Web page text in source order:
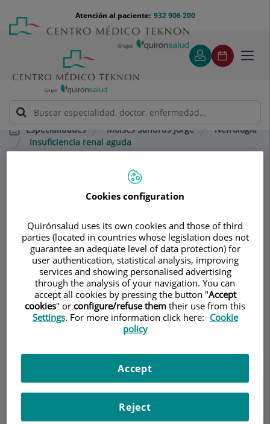
contenido
Menú
teléfono
cabecera
932 906 200
Atención al paciente:
Especialidades Moisés Sandrús Jorge
Nefrología
Insuficiencia renal aguda
Jorge
MEDICINA INTERNANEFROLOGÍA
DescripciónServiciosEquipoContactoDatos de interés
Horario
Pedir cita
Cookies configuration
Quirónsalud uses its own cookies and those of third
parties (located in countries whose legislation does not
guarantee an adequate level of data protection) for
user authentication, statistical analysis, improving
services and showing personalised advertising
through the analysis of your navigation. You can
accept all cookies by pressing the button "Accept
cookies" or configure/refuse them their use from this
Settings. For more information click here: Cookie
policy
Reject
Accept